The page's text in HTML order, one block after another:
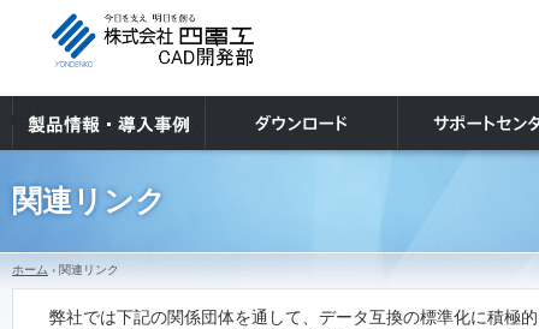
関連リンク
ホーム › 関連リンク
弊社では下記の関係団体を通して、データ互換の標準化に積極